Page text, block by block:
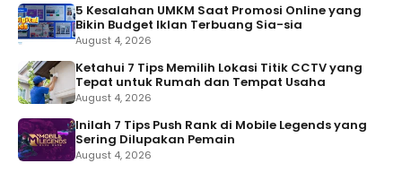
5 Kesalahan UMKM Saat Promosi Online yang
Bikin Budget Iklan Terbuang Sia-sia
August 4, 2026
Ketahui 7 Tips Memilih Lokasi Titik CCTV yang
Tepat untuk Rumah dan Tempat Usaha
August 4, 2026
Inilah 7 Tips Push Rank di Mobile Legends yang
Sering Dilupakan Pemain
August 4, 2026